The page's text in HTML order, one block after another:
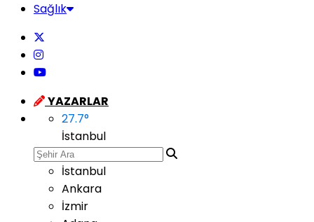
Sağlık
YAZARLAR
27.7°
İstanbul
İstanbul
Ankara
İzmir